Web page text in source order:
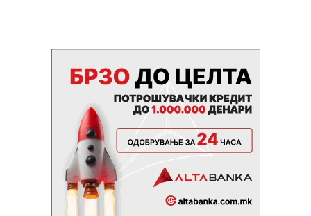
Кочани и на кочанската болница.“ – изјави